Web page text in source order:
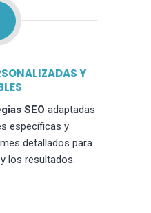
Y
SEO adaptadas
específicas y
detallados para
los resultados.